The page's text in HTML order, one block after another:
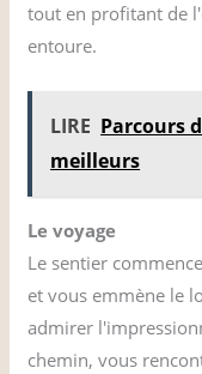
tout en profitant de
entoure.
LIRE Parcours
meilleurs
Le voyage
Le sentier
et vous emmène le
admirer
chemin, vous